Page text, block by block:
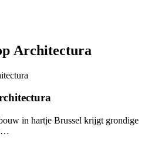
Architectura
in hartje Brussel krijgt grondige